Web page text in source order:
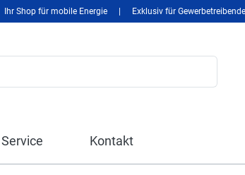
Ihr Shop für mobile Energie Exklusiv für Gewerbetreibende
Service Kontakt